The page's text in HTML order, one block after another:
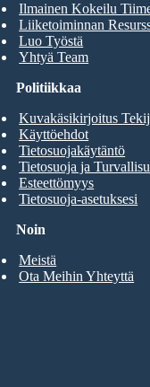
Ilmainen Kokeilu
Liiketoiminnan
Luo Työstä
Yhtyä Team
Noin
Meistä
Ota Meihin Yhteyttä
Politiikkaa
Kuvakäsikirjoitus
Käyttöehdot
Tietosuojakäytäntö
Tietosuoja ja
Esteettömyys
Tietosuoja-asetuksesi